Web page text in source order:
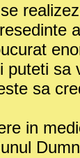
puteti sa
sa
in